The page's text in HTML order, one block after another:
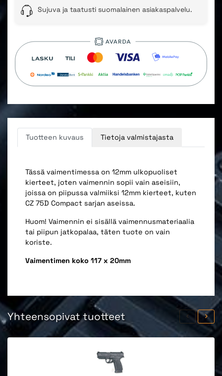
Sujuva ja taatusti suomalainen asiakaspalvelu.
Tuotteen kuvaus Tietoja valmistajasta
Tässä vaimentimessa on 12mm ulkopuoliset
kierteet, joten vaimennin sopii vain aseisiin,
joissa on piipussa valmiiksi 12mm kierteet, kuten
CZ 75D Compact sarjan aseissa.
Huom! Vaimennin ei sisällä vaimennusmateriaalia
tai piipun jatkopalaa, täten tuote on vain
koriste.
Vaimentimen koko 117 x 20mm
Yhteensopivat tuotteet